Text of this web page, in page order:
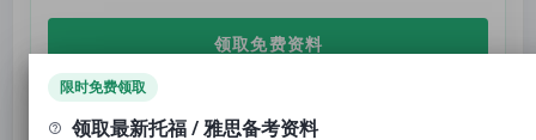
领取免费资料
1. 回复“模考”，免费参加托福/雅思/SAT真题模考
限时免费领取
领取最新托福 / 雅思备考资料